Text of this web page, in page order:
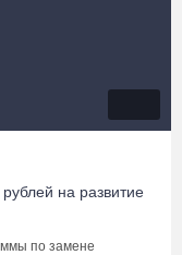
на развитие
по замене